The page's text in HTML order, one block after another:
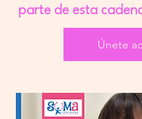
parte de esta
Únete